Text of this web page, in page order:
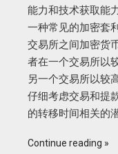
能力和技术获取能力
一种常见的加密套
交易所之间加密货
者在一个交易所以
另一个交易所以较
仔细考虑交易和提
的转移时间相关的
Continue reading